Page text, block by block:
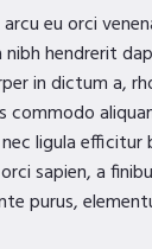
eu orci
hendrerit
in dictum a,
commodo
ligula
sapien, a
purus,